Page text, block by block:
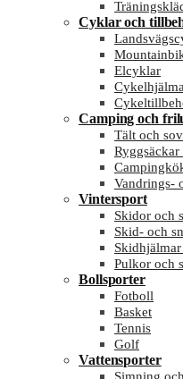
Cyklar och
Elcyklar
Camping och
Tält och
Vandrings-
Vintersport
Skidor och
Skid- och
Pulkor och
Bollsporter
Fotboll
Basket
Tennis
Golf
Vattensporter
Simning